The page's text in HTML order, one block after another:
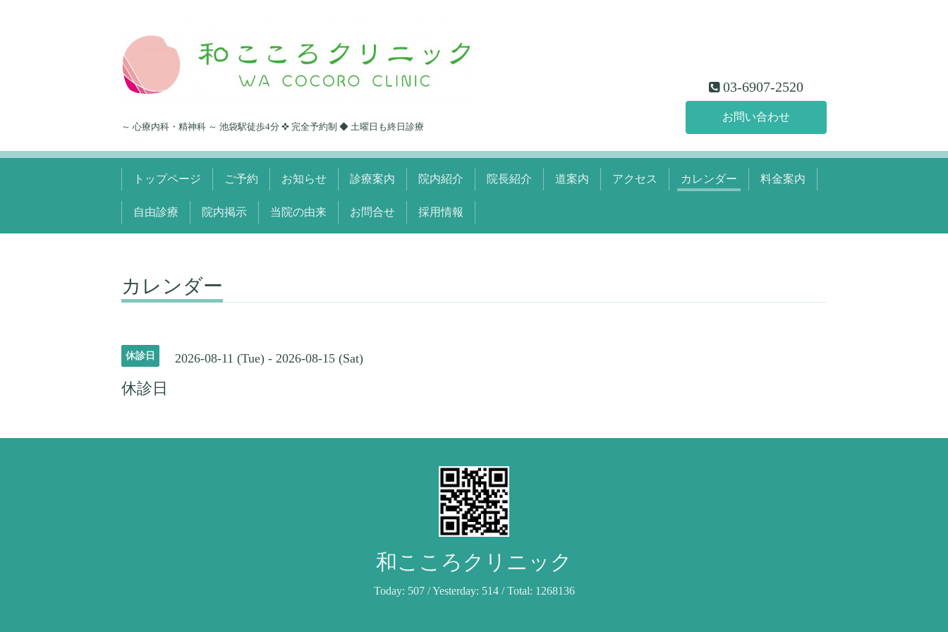
～ 心療内科・精神科 ～ 池袋駅徒歩4分 ✜ 完全予約制 ◆ 土曜日も終日診療
03-6907-2520
お問い合わせ
トップページ ご予約 お知らせ 診療案内 院内紹介 院長紹介 道案内 アクセス カレンダー 料金案内
自由診療 院内掲示 当院の由来 お問合せ 採用情報
カレンダー
休診日 2026-08-11 (Tue) - 2026-08-15 (Sat)
休診日
和こころクリニック
Today: 507/ Yesterday: 514/ Total: 1268136